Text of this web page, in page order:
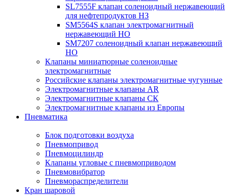
SL7555F клапан соленоидный нержавеющий
для нефтепродуктов НЗ
SM5564S клапан электромагнитный
нержавеющий НО
SM7207 соленоидный клапан нержавеющий
НО
Клапаны миниатюрные соленоидные
электромагнитные
Российские клапаны электромагнитные чугунные
Электромагнитные клапаны AR
Электромагнитные клапаны СК
Электромагнитные клапаны из Европы
Пневматика
Блок подготовки воздуха
Пневмопривод
Пневмоцилиндр
Клапаны угловые с пневмоприводом
Пневмовибратор
Пневмораспределители
Кран шаровой